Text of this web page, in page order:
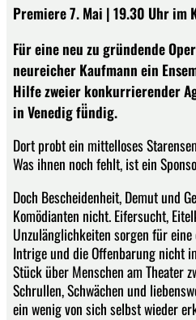
Premiere 7. Mai | 19.30 Uhr im
Für eine neu zu gründende
neureicher Kaufmann ein
Hilfe zweier konkurrierender
in Venedig fü̈ndig.
Dort probt ein mittelloses
Was ihnen noch fehlt, ist ein
Doch Bescheidenheit, Demut und
Komödianten nicht. Eifersucht,
Unzulänglichkeiten sorgen für
Intrige und die Offenbarung nicht
Stück über Menschen am Theater
Schrullen, Schwächen und
ein wenig von sich selbst wieder